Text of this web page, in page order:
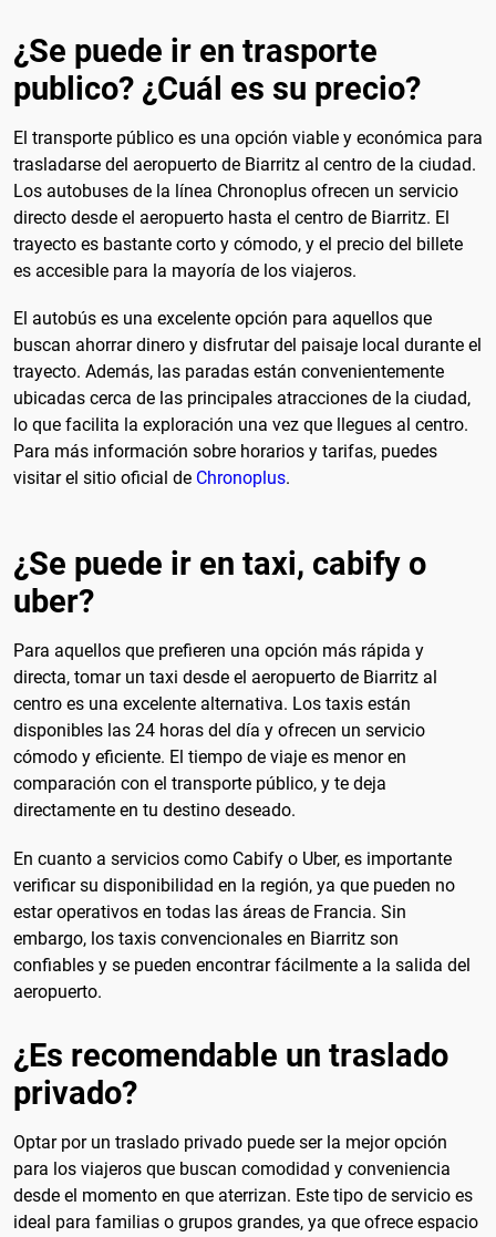
¿Se puede ir en trasporte
publico? ¿Cuál es su precio?
El transporte público es una opción viable y económica para
trasladarse del aeropuerto de Biarritz al centro de la ciudad.
Los autobuses de la línea Chronoplus ofrecen un servicio
directo desde el aeropuerto hasta el centro de Biarritz. El
trayecto es bastante corto y cómodo, y el precio del billete
es accesible para la mayoría de los viajeros.
El autobús es una excelente opción para aquellos que
buscan ahorrar dinero y disfrutar del paisaje local durante el
trayecto. Además, las paradas están convenientemente
ubicadas cerca de las principales atracciones de la ciudad,
lo que facilita la exploración una vez que llegues al centro.
Para más información sobre horarios y tarifas, puedes
visitar el sitio oficial de Chronoplus.
¿Se puede ir en taxi, cabify o
uber?
Para aquellos que prefieren una opción más rápida y
directa, tomar un taxi desde el aeropuerto de Biarritz al
centro es una excelente alternativa. Los taxis están
disponibles las 24 horas del día y ofrecen un servicio
cómodo y eficiente. El tiempo de viaje es menor en
comparación con el transporte público, y te deja
directamente en tu destino deseado.
En cuanto a servicios como Cabify o Uber, es importante
verificar su disponibilidad en la región, ya que pueden no
estar operativos en todas las áreas de Francia. Sin
embargo, los taxis convencionales en Biarritz son
confiables y se pueden encontrar fácilmente a la salida del
aeropuerto.
¿Es recomendable un traslado
privado?
Optar por un traslado privado puede ser la mejor opción
para los viajeros que buscan comodidad y conveniencia
desde el momento en que aterrizan. Este tipo de servicio es
ideal para familias o grupos grandes, ya que ofrece espacio